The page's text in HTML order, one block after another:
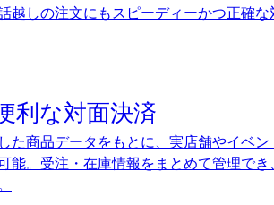
越しの注文にもスピーディーかつ正確な
利な対面決済
た商品データをもとに、実店舗やイベン
能。受注・在庫情報をまとめて管理でき